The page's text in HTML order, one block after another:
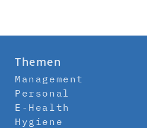
Themen
Management
Personal
E-Health
Hygiene